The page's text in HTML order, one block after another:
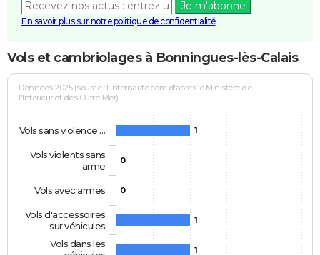
Je m'abonne
En savoir plus sur notre politique de confidentialité
Vols et cambriolages à Bonningues-lès-Calais
Données 2025 (source : Linternaute.com d'après le Ministère de
l'Intérieur et des Outre-Mer)
1
0
0
1
1
Vols sans violence …
Vols violents sans
arme
Vols avec armes
Vols d'accessoires
sur véhicules
Vols dans les